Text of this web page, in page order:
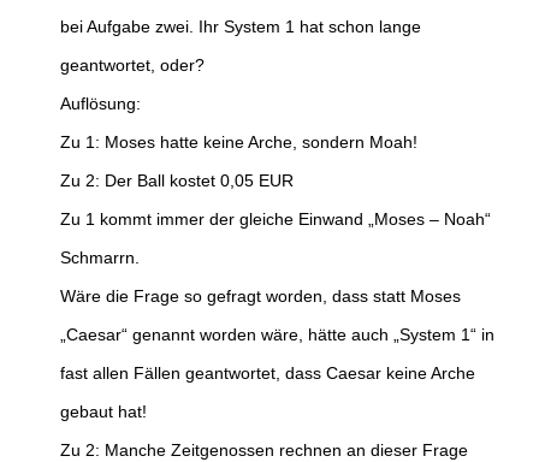
bei Aufgabe zwei. Ihr System 1 hat schon lange
geantwortet, oder?
Auflösung:
Zu 1: Moses hatte keine Arche, sondern Moah!
Zu 2: Der Ball kostet 0,05 EUR
Zu 1 kommt immer der gleiche Einwand „Moses – Noah“
Schmarrn.
Wäre die Frage so gefragt worden, dass statt Moses
„Caesar“ genannt worden wäre, hätte auch „System 1“ in
fast allen Fällen geantwortet, dass Caesar keine Arche
gebaut hat!
Zu 2: Manche Zeitgenossen rechnen an dieser Frage